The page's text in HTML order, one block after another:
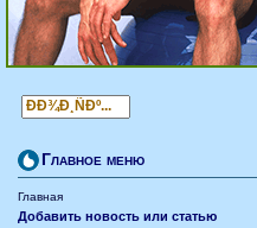
Главное меню
Главная
Добавить новость или статью